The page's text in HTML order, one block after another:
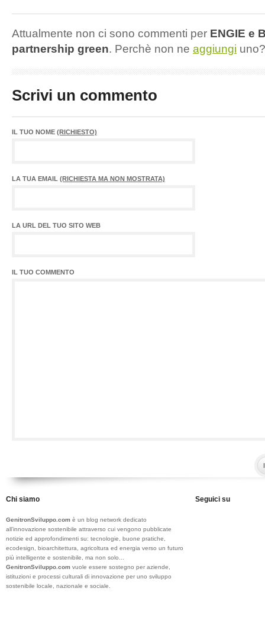
Attualmente non ci sono commenti per ENGIE e
partnership green. Perchè non ne aggiungi uno?
Scrivi un commento
IL TUO NOME (RICHIESTO)
LA TUA EMAIL (RICHIESTA MA NON MOSTRATA)
LA URL DEL TUO SITO WEB
IL TUO COMMENTO
Chi siamo
GenitronSviluppo.com è un blog network dedicato
all’innovazione sostenibile attraverso cui vengono pubblicate
notizie ed approfondimenti su: tecnologie, buone pratiche,
ecodesign, bioarchitettura, agricoltura ed energia verso un futuro
più intelligente e sostenibile, ma non solo...
GenitronSviluppo.com vuole essere sostegno per aziende,
istituzioni e processi culturali di innovazione per uno sviluppo
sostenibile locale, nazionale e sociale.
Seguici su